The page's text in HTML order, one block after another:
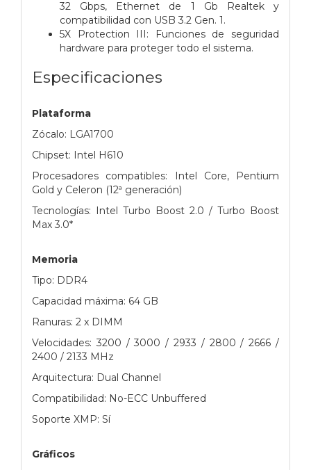
32 Gbps, Ethernet de 1 Gb Realtek y
compatibilidad con USB 3.2 Gen. 1.
5X Protection III: Funciones de seguridad
hardware para proteger todo el sistema.
Especificaciones
Plataforma
Zócalo: LGA1700
Chipset: Intel H610
Procesadores compatibles: Intel Core, Pentium
Gold y Celeron (12ª generación)
Tecnologías: Intel Turbo Boost 2.0 / Turbo Boost
Max 3.0*
Memoria
Tipo: DDR4
Capacidad máxima: 64 GB
Ranuras: 2 x DIMM
Velocidades: 3200 / 3000 / 2933 / 2800 / 2666 /
2400 / 2133 MHz
Arquitectura: Dual Channel
Compatibilidad: No-ECC Unbuffered
Soporte XMP: Sí
Gráficos